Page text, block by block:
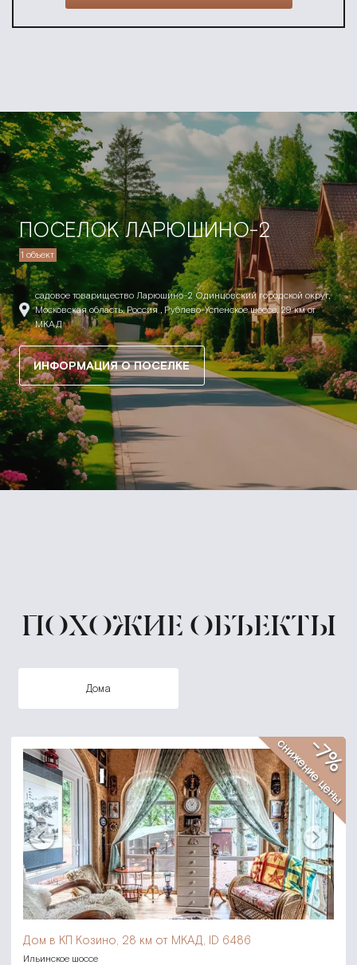
ПОСЕЛОК ЛАРЮШИНО-2
1 объект
садовое товарищество Ларюшино-2 Одинцовский городской округ,
Московская область, Россия , Рублево-Успенское шоссе, 29 км от
МКАД
ИНФОРМАЦИЯ О ПОСЕЛКЕ
ПОХОЖИЕ ОБЪЕКТЫ
дома
-7%
снижение цены
Дом в КП Козино, 28 км от МКАД, ID 6486
Ильинское шоссе